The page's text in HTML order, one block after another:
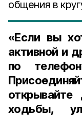
общения в
«Если вы
активной и
по
ходьбы,